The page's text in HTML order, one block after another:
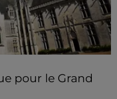
pour le Grand